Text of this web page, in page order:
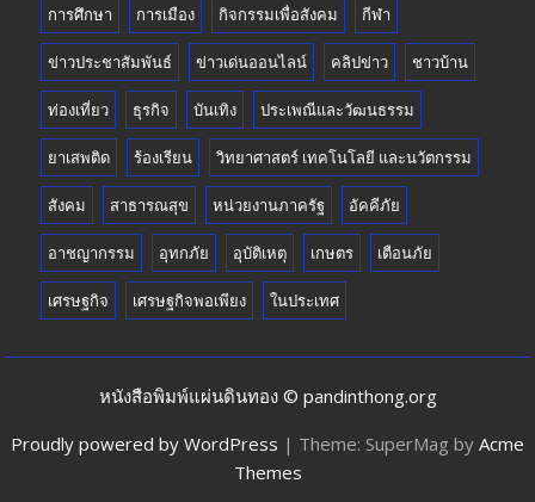
การศึกษา การเมือง กิจกรรมเพื่อสังคม กีฬา
ข่าวประชาสัมพันธ์ ข่าวเด่นออนไลน์ คลิปข่าว ชาวบ้าน
ท่องเที่ยว ธุรกิจ บันเทิง ประเพณีและวัฒนธรรม
ยาเสพติด ร้องเรียน วิทยาศาสตร์ เทคโนโลยี และนวัตกรรม
สังคม สาธารณสุข หน่วยงานภาครัฐ อัคคีภัย
อาชญากรรม อุทกภัย อุบัติเหตุ เกษตร เตือนภัย
เศรษฐกิจ เศรษฐกิจพอเพียง ในประเทศ
หนังสือพิมพ์แผ่นดินทอง © pandinthong.org
Proudly powered by WordPress | Theme: SuperMag by Acme
Themes